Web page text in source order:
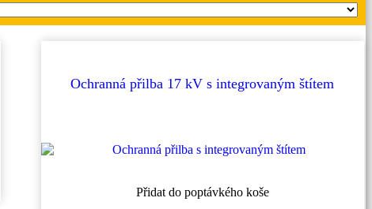
Ochranná přilba 17 kV s integrovaným štítem
Přidat do poptávkého košeTento